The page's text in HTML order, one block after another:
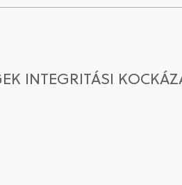
INTEGRITÁSI